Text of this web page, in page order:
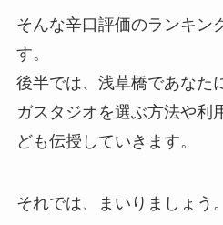
そんな辛口評価のランキン
す。
後半では、浅草橋であなた
ガスタジオを選ぶ方法や利
ども伝授していきます。
それでは、まいりましょう。